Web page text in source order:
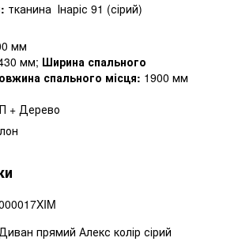
тканина Інаріс 91 (сірий)
мм
мм; Ширина спального
спального місця: 1900 мм
+ Дерево
прямий Алекс колір сірий